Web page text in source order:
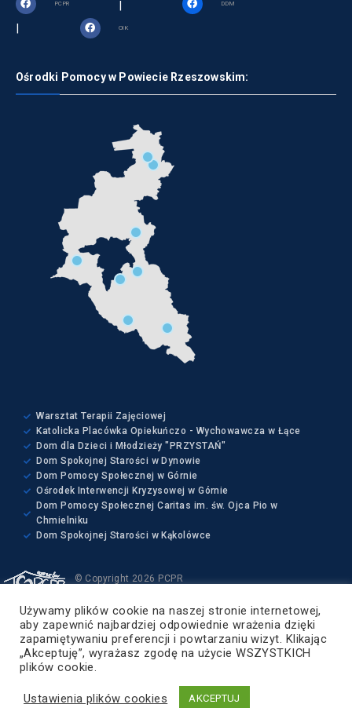
PCPR | DDM
| OIK
Ośrodki Pomocy w Powiecie Rzeszowskim:
Warsztat Terapii Zajęciowej
Katolicka Placówka Opiekuńczo - Wychowawcza w Łące
Dom dla Dzieci i Młodzieży "PRZYSTAŃ"
Dom Spokojnej Starości w Dynowie
Dom Pomocy Społecznej w Górnie
Ośrodek Interwencji Kryzysowej w Górnie
Dom Pomocy Społecznej Caritas im. św. Ojca Pio w
Chmielniku
Dom Spokojnej Starości w Kąkolówce
© Copyright 2026 PCPR
Projekt i wykonanie:
ZETO-RZESZÓW Sp. z o.o.
Powiat Rzeszowski
Używamy plików cookie na naszej stronie internetowej,
aby zapewnić najbardziej odpowiednie wrażenia dzięki
zapamiętywaniu preferencji i powtarzaniu wizyt. Klikając
„Akceptuję”, wyrażasz zgodę na użycie WSZYSTKICH
plików cookie.
Ustawienia plików cookies AKCEPTUJ